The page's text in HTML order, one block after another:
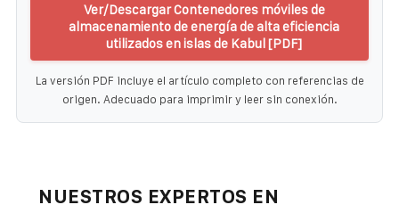
Ver/Descargar Contenedores móviles de
almacenamiento de energía de alta eficiencia
utilizados en islas de Kabul [PDF]
La versión PDF incluye el artículo completo con referencias de
origen. Adecuado para imprimir y leer sin conexión.
NUESTROS EXPERTOS EN